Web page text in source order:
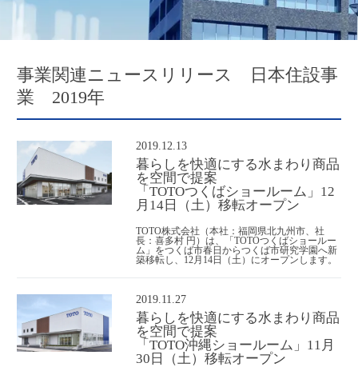
事業関連ニュースリリース 日本住設事
業 2019年
2019.12.13
暮らしを快適にする水まわり商品
を空間で提案
「TOTOつくばショールーム」12
月14日（土）移転オープン
TOTO株式会社（本社：福岡県北九州市、社
長：喜多村 円）は、「TOTOつくばショールー
ム」をつくば市春日からつくば市研究学園へ新
築移転し、12月14日（土）にオープンします。
2019.11.27
暮らしを快適にする水まわり商品
を空間で提案
「TOTO沖縄ショールーム」11月
30日（土）移転オープン